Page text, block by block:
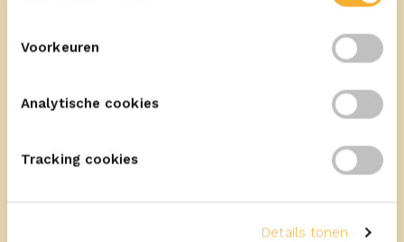
Voorkeuren
Analytische cookies
Tracking cookies
Details tonen